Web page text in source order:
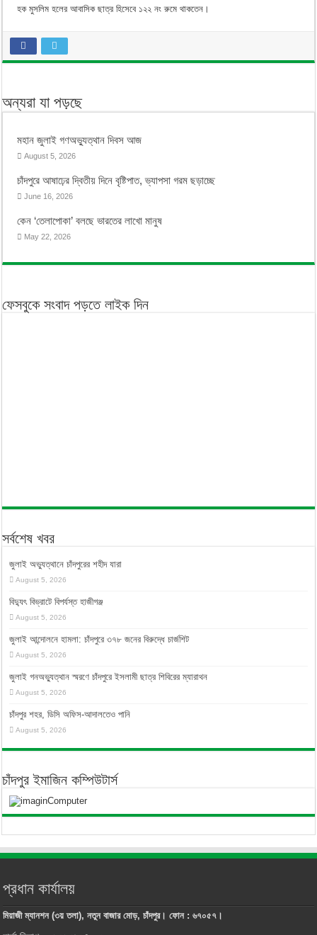
হক মুসলিম হলের আবাসিক ছাত্র হিসেবে ১২২ নং রুমে থাকতেন।
অন্যরা যা পড়ছে
মহান জুলাই গণঅভ্যুত্থান দিবস আজ
August 5, 2026
চাঁদপুরে আষাঢ়ের দ্বিতীয় দিনে বৃষ্টিপাত, ভ্যাপসা গরম ছড়াচ্ছে
June 16, 2026
কেন ‘তেলাপোকা’ বলছে ভারতের লাখো মানুষ
May 22, 2026
ফেসবুকে সংবাদ পড়তে লাইক দিন
সর্বশেষ খবর
জুলাই অভ্যুত্থানে চাঁদপুরের শহীদ যারা
August 5, 2026
বিদ্যুৎ বিভ্রাটে বিপর্যস্ত হাজীগঞ্জ
August 5, 2026
জুলাই আন্দোলনে হামলা: চাঁদপুরে ৩৭৮ জনের বিরুদ্ধে চার্জশিট
August 5, 2026
জুলাই গনঅভ্যুত্থান স্মরণে চাঁদপুরে ইসলামী ছাত্র শিবিরের ম্যারাথন
August 5, 2026
চাঁদপুর শহর, ডিসি অফিস-আদালতেও পানি
August 5, 2026
চাঁদপুর ইমাজিন কম্পিউটার্স
প্রধান কার্যালয়
মিয়াজী ম্যানশন (৩য় তলা), নতুন বাজার মোড়, চাঁদপুর। ফোন : ৬৭০৫৭।